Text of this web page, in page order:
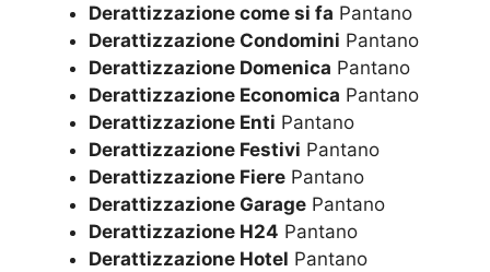
Derattizzazione come si fa Pantano
Derattizzazione Condomini Pantano
Derattizzazione Domenica Pantano
Derattizzazione Economica Pantano
Derattizzazione Enti Pantano
Derattizzazione Festivi Pantano
Derattizzazione Fiere Pantano
Derattizzazione Garage Pantano
Derattizzazione H24 Pantano
Derattizzazione Hotel Pantano